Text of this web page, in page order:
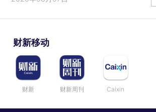
财新移动
财新 财新周刊 Caixin